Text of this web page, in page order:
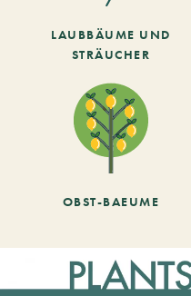
LAUBBÄUME UND
STRÄUCHER
OBST-BAEUME